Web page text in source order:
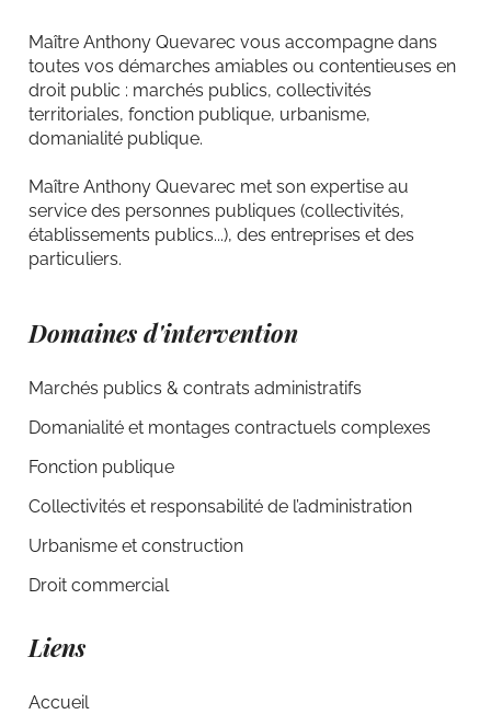
Maître Anthony Quevarec vous accompagne dans
toutes vos démarches amiables ou contentieuses en
droit public : marchés publics, collectivités
territoriales, fonction publique, urbanisme,
domanialité publique.
Maître Anthony Quevarec met son expertise au
service des personnes publiques (collectivités,
établissements publics...), des entreprises et des
particuliers.
Domaines d'intervention
Marchés publics & contrats administratifs
Domanialité et montages contractuels complexes
Fonction publique
Collectivités et responsabilité de l’administration
Urbanisme et construction
Droit commercial
Liens
Accueil